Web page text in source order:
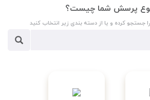
پرسش شما چیست؟
جستجو کرده و یا از دسته بندی زیر انتخاب کنید